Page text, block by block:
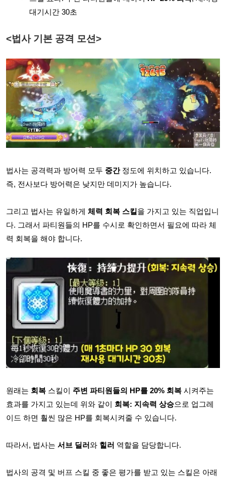
대기시간 30초
<법사 기본 공격 모션>
법사는 공격력과 방어력 모두 중간정도에 위치하고 있습니다.
즉, 전사보다 방어력은 낮지만 데미지가 높습니다.
그리고 법사는 유일하게 체력 회복 스킬을 가지고 있는 직업입니
다. 그래서 파티원들의 HP를 수시로 확인하면서 필요에 따라 체
력 회복을 해야 합니다.
원래는 회복 스킬이 주변 파티원들의 HP를 20% 회복 시켜주는
효과를 가지고 있는데 위와 같이 회복: 지속력 상승으로 업그레
이드 하면 훨씬 많은 HP를 회복시켜줄 수 있습니다.
따라서, 법사는 서브 딜러와 힐러 역할을 담당합니다.
법사의 공격 및 버프 스킬 중 좋은 평가를 받고 있는 스킬은 아래